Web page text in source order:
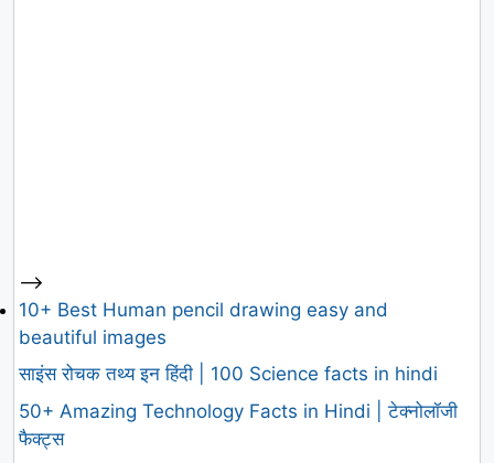
-->
10+ Best Human pencil drawing easy and
beautiful images
साइंस रोचक तथ्य इन हिंदी | 100 Science facts in hindi
50+ Amazing Technology Facts in Hindi | टेक्नोलॉजी
फैक्ट्स